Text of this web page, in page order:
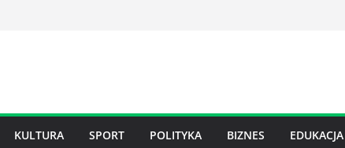
KULTURA SPORT POLITYKA BIZNES EDUKACJA